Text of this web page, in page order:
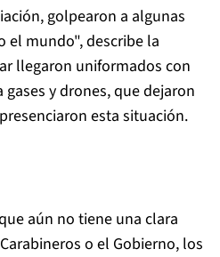
golpearon a algunas
el mundo", describe la
llegaron uniformados con
y drones, que dejaron
esta situación.
aún no tiene una clara
o el Gobierno, los